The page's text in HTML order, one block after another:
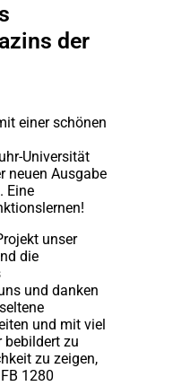
der
einer schönen
Universität
neuen Ausgabe
Eine
unser
die
und danken
und mit viel
bebildert zu
zu zeigen,
1280